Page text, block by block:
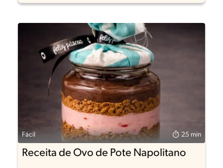
Fácil 25 min
Receita de Ovo de Pote Napolitano